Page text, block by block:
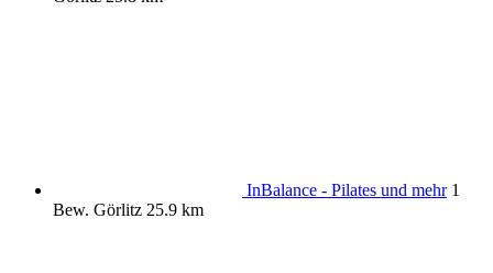
InBalance - Pilates und mehr 1
Bew. Görlitz 25.9 km